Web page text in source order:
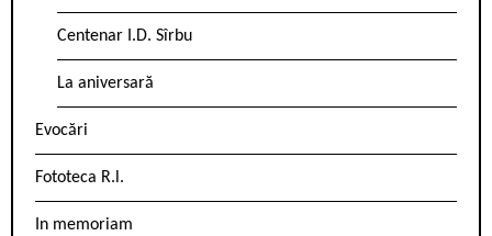
Centenar I.D. Sîrbu
La aniversară
Evocări
Fototeca R.l.
In memoriam